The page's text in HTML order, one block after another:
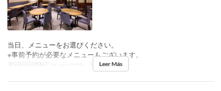
当日、メニューをお選びください。
※事前予約が必要なメニューもございます。
Fechas validas 06 ene 2025 ~ Comidas Cena
Leer Más